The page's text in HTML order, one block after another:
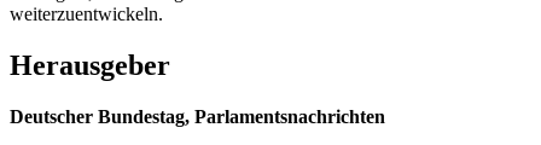
weiterzuentwickeln.
Herausgeber
Deutscher Bundestag, Parlamentsnachrichten